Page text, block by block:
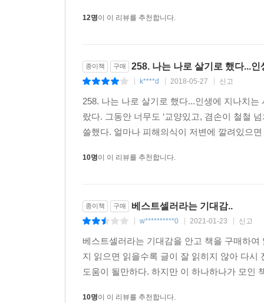
사회가 아닌 개인에 집중한 내면의 이야기들에
평범하지만 아름다운 우리 보통의 존재들을 위하
당신이 조금은 자유로워졌기를 바란다
우리에게 건투를 빈다
해줄 수 있을까. 다 이렇게 살고 있으니 유난
밥벌이 때문에 참는 ‘을’이 된 것에 자책하지
부끄러워하지 말자. 누구나 어린 시절엔 지구
정의로운 사람으로 살아갈 줄 알았다. 그러나
모습의 어른은 아니지만, 우리는 우리 자신을 똑
통해 모든 인생에 건투를 빈다!
12명이 이 리뷰를 추천합니다.
종이책 구매 258. 나는 나로 살기로 했다...
k****d 2018-05-27 신고
258. 나는 나로 살기로 했다...인생에 지나치는
랐다. 그동안 너무도 ‘교양있고, 겸손이 철철
쓸했다. 얼마나 피해의식이 저변에 깔려있으
10명이 이 리뷰를 추천합니다.
종이책 구매 베스트셀러라는 기대감..
w**********0 2021-01-23 신고
베스트셀러라는 기대감을 안고 책을 구매하
지 읽으면 읽을수록 글이 잘 읽히지 않아 다
도움이 될만하다. 하지만 이 하나하나가 모인
10명이 이 리뷰를 추천합니다.